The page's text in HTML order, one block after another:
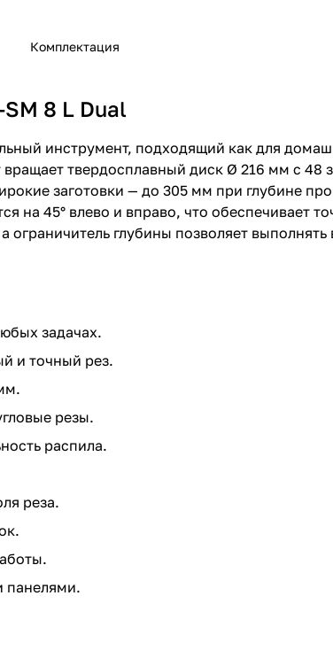
Комплектация
8 L Dual
инструмент, подходящий как для
твердосплавный диск Ø 216 мм с 48
заготовки — до 305 мм при глубине
на 45° влево и вправо, что обеспечивает
глубины позволяет
задачах.
и точный рез.
резы.
распила.
реза.
панелями.